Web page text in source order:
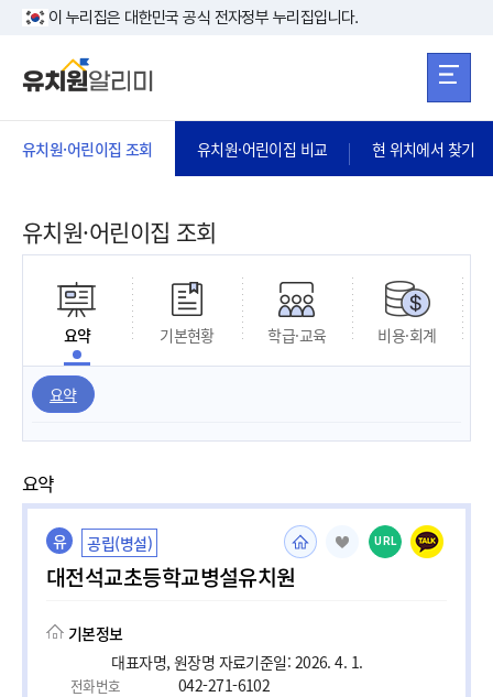
본문 바로가기
이 누리집은 대한민국 공식 전자정부 누리집입니다.
유치원·어린이집 조회 유치원·어린이집 비교 현 위치에서 찾기
유치원·어린이집 조회
요약 기본현황 학급·교육 비용·회계
요약
요약
유 공립(병설)
대전석교초등학교병설유치원
URL
기본정보
대표자명, 원장명 자료기준일: 2026. 4. 1.
전화번호
042-271-6102